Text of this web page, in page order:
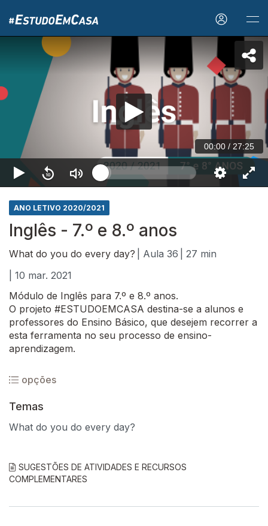
00:00 / 27:25
ANO LETIVO 2020/2021
Inglês - 7.º e 8.º anos
What do you do every day? | Aula 36
| 27 min
| 10 mar. 2021
Módulo de Inglês para 7.º e 8.º anos.
O projeto #ESTUDOEMCASA destina-se a alunos e
professores do Ensino Básico, que desejem recorrer a
esta ferramenta no seu processo de ensino-
aprendizagem.
opções
Temas
What do you do every day?
SUGESTÕES DE ATIVIDADES E RECURSOS
COMPLEMENTARES